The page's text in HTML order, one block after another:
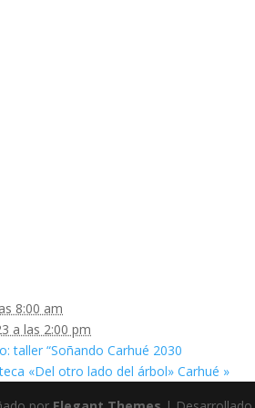
8:00 am
a las 2:00 pm
taller “Soñando Carhué 2030
«Del otro lado del árbol» Carhué »